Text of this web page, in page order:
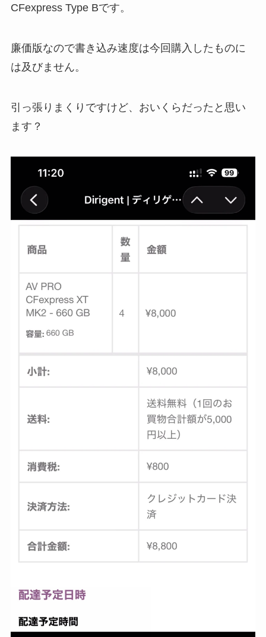
CFexpress Type Bです。
廉価版なので書き込み速度は今回購入したものに
は及びません。
引っ張りまくりですけど、おいくらだったと思い
ます？